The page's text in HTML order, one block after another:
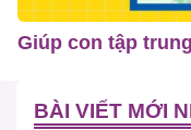
Giúp con tập
BÀI VIẾT MỚI